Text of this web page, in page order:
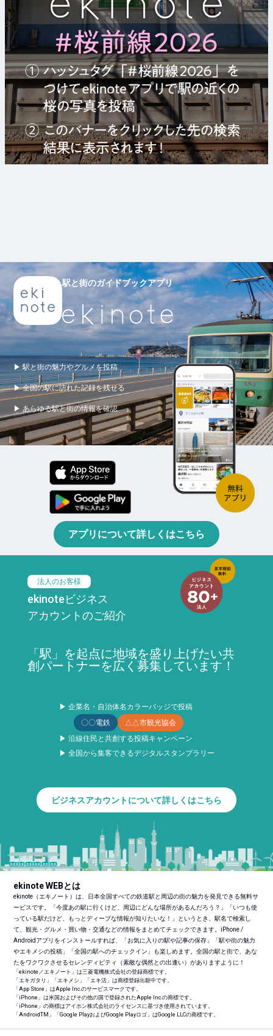
駅と街のガイドブックアプリ
▶ 駅と街の魅力やグルメを投稿
▶ 全国の駅に訪れた記録を残せる
▶ あらゆる駅と街の情報を確認
アプリについて詳しくはこちら
法人のお客様
ekinoteビジネス
アカウントのご紹介
「駅」を起点に地域を盛り上げたい共
創パートナーを広く募集しています！
▶ 企業名・自治体名カラーバッジで投稿
〇〇電鉄
△△市観光協会
▶ 沿線住民と共創する投稿キャンペーン
▶ 全国から集客できるデジタルスタンプラリー
ビジネスアカウントについて詳しくはこちら
ekinote WEBとは
ekinote（エキノート）は、日本全国すべての鉄道駅と周辺の街の魅力を発見できる無料サ
ービスです。「今度あの駅に行くけど、周辺にどんな場所があるんだろう？」「いつも使
っている駅だけど、もっとディープな情報が知りたいな！」というとき、駅名で検索し
て、観光・グルメ・買い物・交通などの情報をまとめてチェックできます。iPhone /
Androidアプリをインストールすれば、「お気に入りの駅や記事の保存」「駅や街の魅力
やエキメシの投稿」「全国の駅へのチェックイン」も楽しめます。全国の駅と街で、あな
たをワクワクさせるセレンディピティ（素敵な偶然との出逢い）がありますように！
「ekinote／エキノート」は三菱電機株式会社の登録商標です。
「エキガタリ」「エキメシ」「エキ活」は商標登録出願中です。
「App Store」はApple Inc.のサービスマークです。
「iPhone」は米国およびその他の国で登録されたApple Inc.の商標です。
「iPhone」の商標はアイホン株式会社のライセンスに基づき使用されています。
「AndroidTM 」「Google PlayおよびGoogle Playロゴ」はGoogle LLCの商標です。